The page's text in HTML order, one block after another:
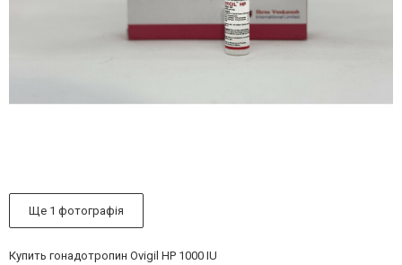
Ще 1 фотографія
Купить гонадотропин Ovigil HP 1000 IU